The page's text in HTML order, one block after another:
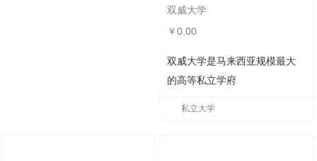
双威大学
￥0.00
双威大学是马来西亚规模最大
的高等私立学府
私立大学